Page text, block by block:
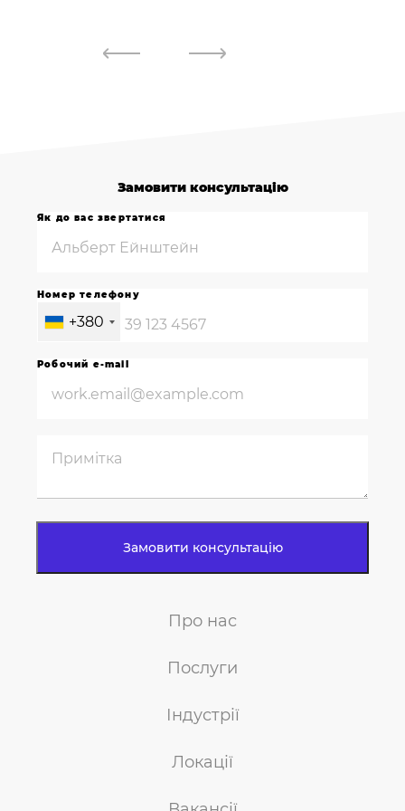
Про нас
Послуги
Індустрії
Локації
Замовити консультацію
Як до вас звертатися
Номер телефону
+380
Робочий e-mail